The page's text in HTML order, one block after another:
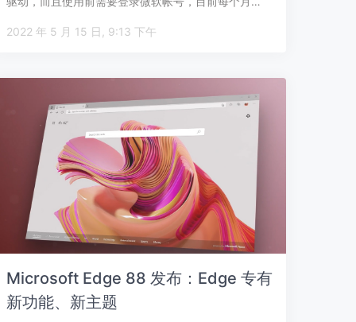
2022 年 5 月 15 日, 9:13 下午
Microsoft Edge 88 发布：Edge 专有
新功能、新主题